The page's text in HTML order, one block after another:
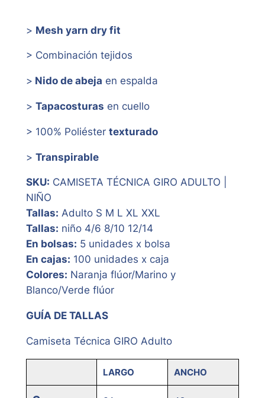
> Mesh yarn dry fit
> Combinación tejidos
> Nido de abeja en espalda
> Tapacosturas en cuello
> 100% Poliéster texturado
> Transpirable
SKU: CAMISETA TÉCNICA GIRO ADULTO |
NIÑO
Tallas: Adulto S M L XL XXL
Tallas: niño 4/6 8/10 12/14
En bolsas: 5 unidades x bolsa
En cajas: 100 unidades x caja
Colores: Naranja flúor/Marino y
Blanco/Verde flúor
GUÍA DE TALLAS
Camiseta Técnica GIRO Adulto
LARGO ANCHO